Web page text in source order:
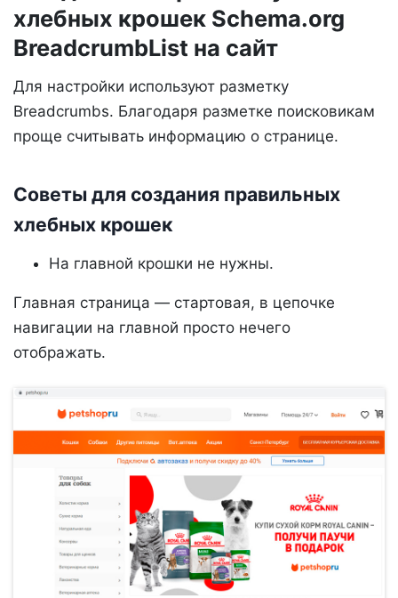
хлебных крошек Schema.org
BreadcrumbList на сайт
Для настройки используют разметку
Breadcrumbs. Благодаря разметке поисковикам
проще считывать информацию о странице.
Советы для создания правильных
хлебных крошек
На главной крошки не нужны.
Главная страница — стартовая, в цепочке
навигации на главной просто нечего
отображать.